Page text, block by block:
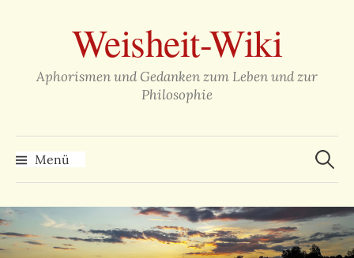
überspringenWeisheit-Wiki
Aphorismen und Gedanken zum Leben und zur
Philosophie
Menü
Suchen
nach: